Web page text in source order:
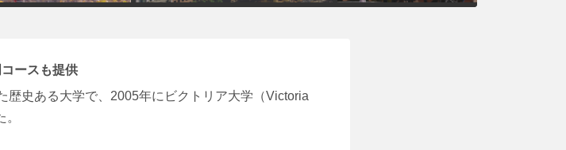
ースも提供
歴史ある大学で、2005年にビクトリア大学（Victoria